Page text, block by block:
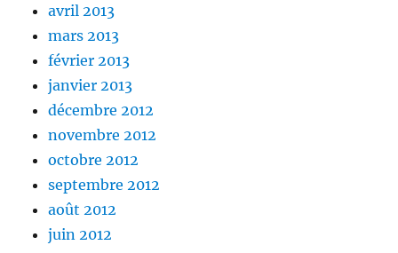
avril 2013
mars 2013
février 2013
janvier 2013
décembre 2012
novembre 2012
octobre 2012
septembre 2012
août 2012
juin 2012